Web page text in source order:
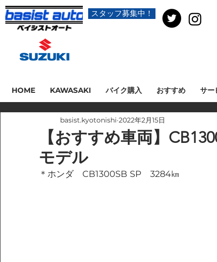
スタッフ募集中！
HOME KAWASAKI バイク購入 おすすめ サー
【おすすめ車両】
モデル
basist.kyotonishi 2022年2月15日
＊ホンダ　CB1300SB SP　3284㎞